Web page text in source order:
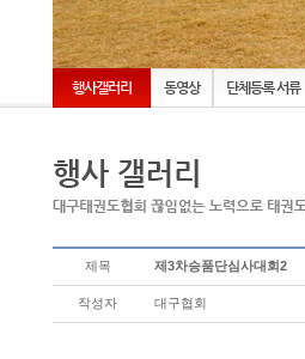
행사갤러리 동영상 단체등록 서류
제목 제3차승품단심사대회2
작성자 대구협회